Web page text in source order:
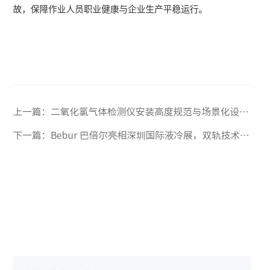
故，保障作业人员职业健康与企业生产平稳运行。
上一篇： 二氧化氯气体检测仪安装高度规范与场景化设置指南
下一篇： Bebur 巴倍尔亮相深圳国际液冷展，双轨技术方案备受关注！